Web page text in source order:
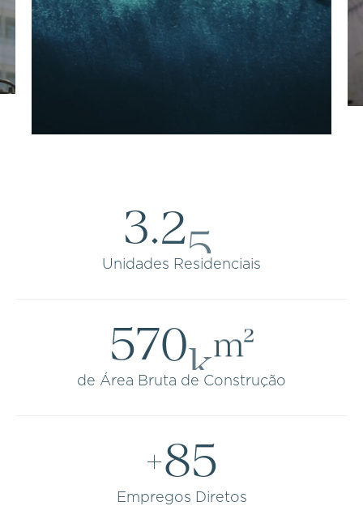
3.25
Unidades Residenciais
570km²
de Área Bruta de Construção
+85
Empregos Diretos